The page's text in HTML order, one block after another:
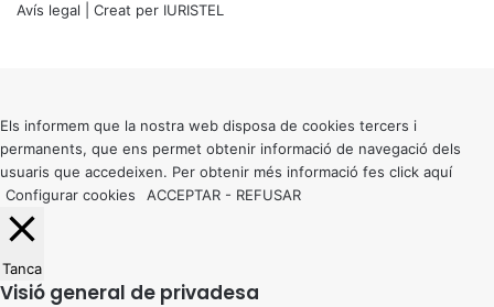
Avís legal | Creat per IURISTEL
button
Els informem que la nostra web disposa de cookies tercers i
permanents, que ens permet obtenir informació de navegació dels
usuaris que accedeixen. Per obtenir més informació fes click aquí
Configurar cookies
ACCEPTAR - REFUSAR
Tanca
Visió general de privadesa